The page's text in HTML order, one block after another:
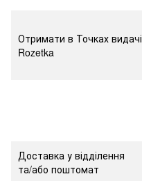
Отримати в Точках видачі
Rozetka
Доставка у відділення
та/або поштомат